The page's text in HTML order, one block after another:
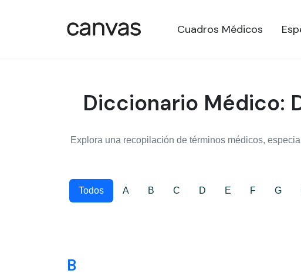
Cuadros Médicos
Diccionario Médico:
Explora una recopilación de términos médicos,
Todos A B C D E F G
B